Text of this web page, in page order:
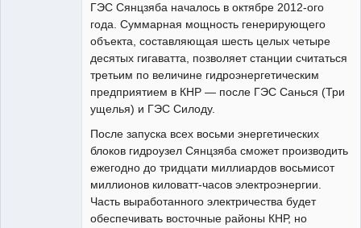
ГЭС Сянцзяба началось в октябре 2012-ого
года. Суммарная мощность генерирующего
объекта, составляющая шесть целых четыре
десятых гигаватта, позволяет станции считаться
третьим по величине гидроэнергетическим
предприятием в КНР — после ГЭС Санься (Три
ущелья) и ГЭС Силоду.
После запуска всех восьми энергетических
блоков гидроузел Сянцзяба сможет производить
ежегодно до тридцати миллиардов восьмисот
миллионов киловатт-часов электроэнергии.
Часть выработанного электричества будет
обеспечивать восточные районы КНР, но